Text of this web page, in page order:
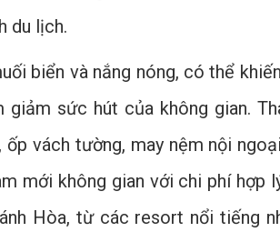
du lịch.
biển và nắng nóng, có thể
sức hút của không gian.
vách tường, may nệm nội
mới không gian với chi phí hợp
Hòa, từ các resort nổi tiếng